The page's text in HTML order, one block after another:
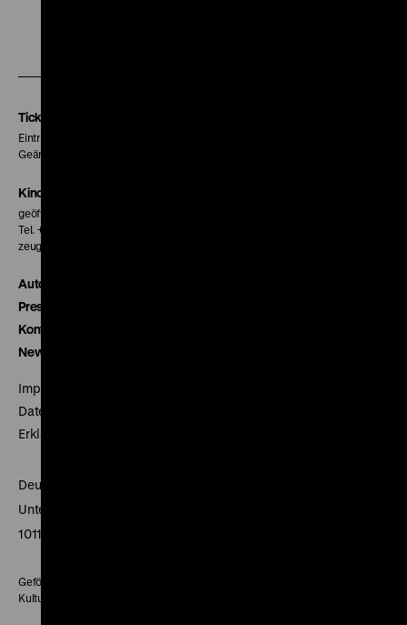
Tickets
Eintritt 5 €
Geänderte Preise sind im Programm vermerkt.
Kinokasse
geöffnet 30 Minuten vor Beginn der ersten Vorstellung
Tel. + 49 30 20304-770
zeughauskino@dhm.de
Autor*innen
Presse
Kontakt
Newsletter
Impressum
Datenschutz
Erklärung digitale Barrierefreiheit
Deutsches Historisches Museum
Unter den Linden 2
10117 Berlin
Gefördert mit Mitteln des Beauftragten der Bundesregierung für
Kultur und Medien